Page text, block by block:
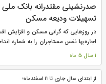
صدرنشینی مقتدرانه بانک
تسهیلات ودیعه مسکن
در روزهایی که گرانی مسکن و افزایش
اجاره‌بها نفس مستاجران را به شماره
1 سال 5 ماه
از ابتدای سال جاری تا ۱۱ اسفندماه؛